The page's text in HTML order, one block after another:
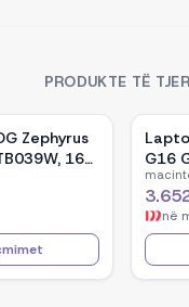
PRODUKTE TË
Zephyrus
16-
Ultra 9
RTX
SSD,
G16
inch
386H,
5070,
në